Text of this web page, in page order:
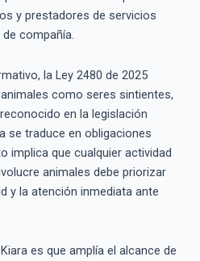
y prestadores de servicios
compañía.
la Ley 2480 de 2025
como seres sintientes,
en la legislación
se traduce en obligaciones
implica que cualquier actividad
animales debe priorizar
y la atención inmediata ante
es que amplía el alcance de